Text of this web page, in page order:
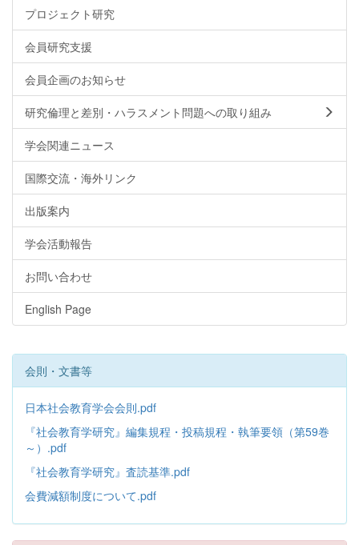
プロジェクト研究
会員研究支援
会員企画のお知らせ
研究倫理と差別・ハラスメント問題への取り組み
学会関連ニュース
国際交流・海外リンク
出版案内
学会活動報告
お問い合わせ
English Page
会則・文書等
日本社会教育学会会則.pdf
『社会教育学研究』編集規程・投稿規程・執筆要領（第59巻
～）.pdf
『社会教育学研究』査読基準.pdf
会費減額制度について.pdf